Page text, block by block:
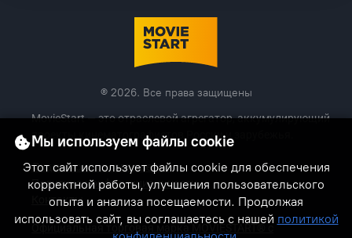
® 2026. Все права защищены
MovieStart — это отраслевой агрегатор, аккумулирующий
проекты кинематографистов России и зарубежья.
Лицензионное соглашение
Политика конфиденциальности
Контакты
Официальная торговая марка MOVIESTART® с
Мы используем файлы cookie
Этот сайт использует файлы cookie для обеспечения
корректной работы, улучшения пользовательского
опыта и анализа посещаемости. Продолжая
использовать сайт, вы соглашаетесь с нашей политикой